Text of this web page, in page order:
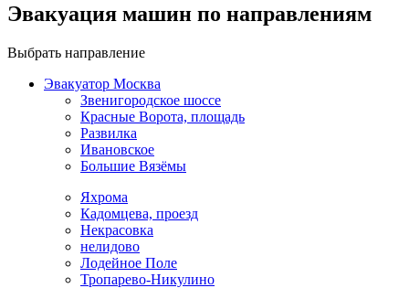
Эвакуация машин по направлениям
Выбрать направление
Эвакуатор Москва
Звенигородское шоссе
Красные Ворота, площадь
Развилка
Ивановское
Большие Вязёмы
Яхрома
Кадомцева, проезд
Некрасовка
нелидово
Лодейное Поле
Тропарево-Никулино